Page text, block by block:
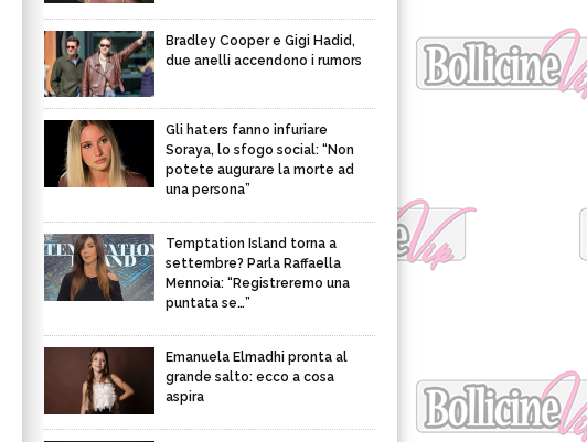
Bradley Cooper e Gigi Hadid,
due anelli accendono i rumors
Gli haters fanno infuriare
Soraya, lo sfogo social: “Non
potete augurare la morte ad
una persona”
Temptation Island torna a
settembre? Parla Raffaella
Mennoia: “Registreremo una
puntata se…”
Emanuela Elmadhi pronta al
grande salto: ecco a cosa
aspira